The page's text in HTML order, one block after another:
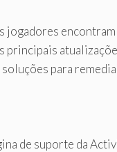
jogadores
principais
para
de suporte da